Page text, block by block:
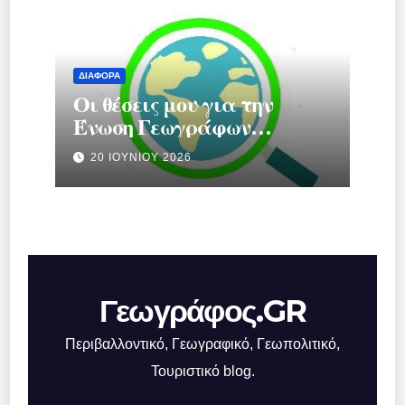
ΔΙΆΦΟΡΑ
Οι θέσεις μου για την
Ένωση Γεωγράφων
Ελλάδας.
20 ΙΟΥΝΊΟΥ 2026
Γεωγράφος.GR
Περιβαλλοντικό, Γεωγραφικό, Γεωπολιτικό,
Τουριστικό blog.